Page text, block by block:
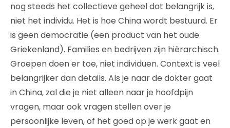
nog steeds het collectieve geheel dat belangrijk is,
niet het individu. Het is hoe China wordt bestuurd. Er
is geen democratie (een product van het oude
Griekenland). Families en bedrijven zijn hiërarchisch.
Groepen doen er toe, niet individuen. Context is veel
belangrijker dan details. Als je naar de dokter gaat
in China, zal die je niet alleen naar je hoofdpijn
vragen, maar ook vragen stellen over je
persoonlijke leven, of het goed op je werk gaat en